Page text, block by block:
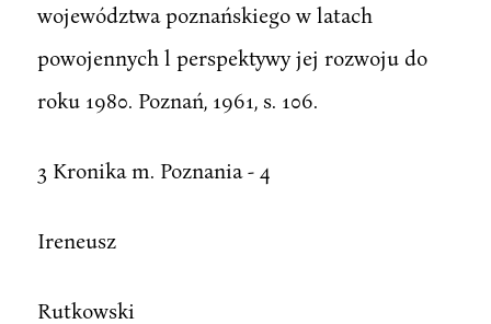
województwa poznańskiego w latach
powojennych l perspektywy jej rozwoju do
roku 1980. Poznań, 1961, s. 106.
3 Kronika m. Poznania - 4
Ireneusz
Rutkowski